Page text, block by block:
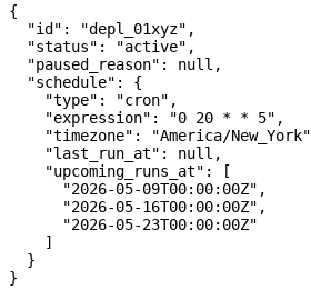
{
  "id"
: "depl_01xyz" ,
  "status"
: "active" ,
  "paused_reason"
: null ,
  "schedule"
: {
    "type"
: "cron" ,
    "expression"
: "0 20 * * 5" ,
    "timezone"
: "America/New_York"
    "last_run_at"
: null ,
    "upcoming_runs_at"
: [
      "2026-05-09T00:00:00Z"
,
      "2026-05-16T00:00:00Z"
,
      "2026-05-23T00:00:00Z"
    ]
  }
}